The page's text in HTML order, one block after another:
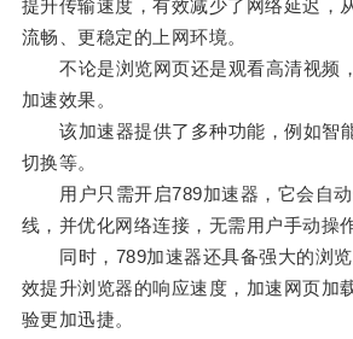
提升传输速度，有效减少了网络延迟，
流畅、更稳定的上网环境。
不论是浏览网页还是观看高清视频
加速效果。
该加速器提供了多种功能，例如智
切换等。
用户只需开启789加速器，它会自动
线，并优化网络连接，无需用户手动操作
同时，789加速器还具备强大的浏览
效提升浏览器的响应速度，加速网页加
验更加迅捷。